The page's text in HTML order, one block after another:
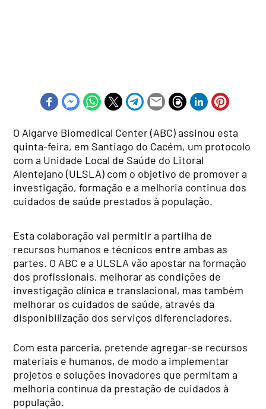
O Algarve Biomedical Center (ABC) assinou esta
quinta-feira, em Santiago do Cacém, um protocolo
com a Unidade Local de Saúde do Litoral
Alentejano (ULSLA) com o objetivo de promover a
investigação, formação e a melhoria continua dos
cuidados de saúde prestados à população.
Esta colaboração vai permitir a partilha de
recursos humanos e técnicos entre ambas as
partes. O ABC e a ULSLA vão apostar na formação
dos profissionais, melhorar as condições de
investigação clínica e translacional, mas também
melhorar os cuidados de saúde, através da
disponibilização dos serviços diferenciadores.
Com esta parceria, pretende agregar-se recursos
materiais e humanos, de modo a implementar
projetos e soluções inovadores que permitam a
melhoria contínua da prestação de cuidados à
população.